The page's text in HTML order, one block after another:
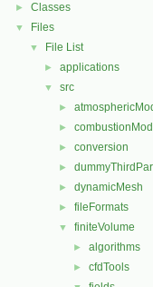
► Classes
▼ Files
▼ File List
► applications
▼ src
►
►
► conversion
►
► dynamicMesh
► fileFormats
▼ finiteVolume
► algorithms
► cfdTools